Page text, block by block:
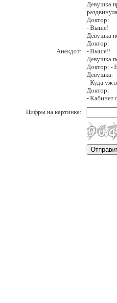
Анекдот:
Девушка
Доктор:
- Выше!
Девушка
Доктор:
- Выше!!
Девушка
Доктор: -
Девушка:
- Куда уж
Доктор:
- Кабинет
Цифры на картинке: